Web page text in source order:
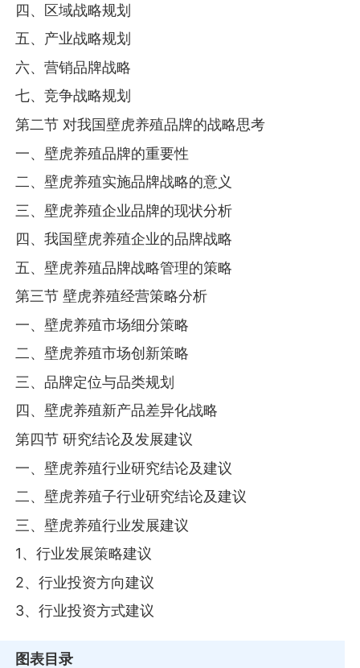
四、区域战略规划
五、产业战略规划
六、营销品牌战略
七、竞争战略规划
第二节 对我国壁虎养殖品牌的战略思考
一、壁虎养殖品牌的重要性
二、壁虎养殖实施品牌战略的意义
三、壁虎养殖企业品牌的现状分析
四、我国壁虎养殖企业的品牌战略
五、壁虎养殖品牌战略管理的策略
第三节 壁虎养殖经营策略分析
一、壁虎养殖市场细分策略
二、壁虎养殖市场创新策略
三、品牌定位与品类规划
四、壁虎养殖新产品差异化战略
第四节 研究结论及发展建议
一、壁虎养殖行业研究结论及建议
二、壁虎养殖子行业研究结论及建议
三、壁虎养殖行业发展建议
1、行业发展策略建议
2、行业投资方向建议
3、行业投资方式建议
图表目录